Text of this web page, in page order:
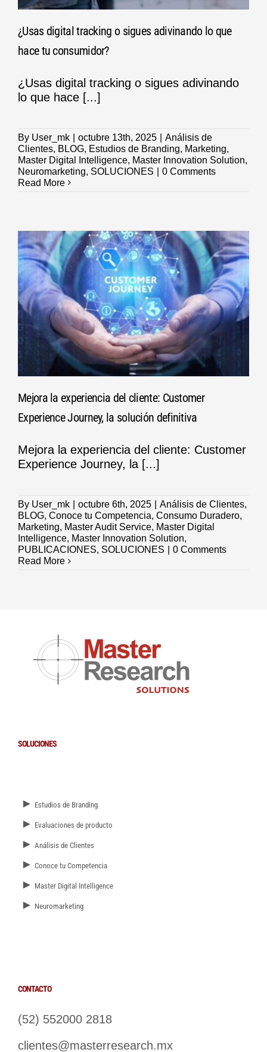
¿Usas digital tracking o sigues adivinando lo que
hace tu consumidor?
¿Usas digital tracking o sigues adivinando
lo que hace [...]
By User_mk octubre 13th, 2025
Análisis de
Clientes, BLOG, Estudios de Branding, Marketing,
Master Digital Intelligence, Master Innovation Solution,
Neuromarketing, SOLUCIONES
0 Comments
Read More
Mejora la experiencia del cliente: Customer
Experience Journey, la solución definitiva
Mejora la experiencia del cliente: Customer
Experience Journey, la [...]
By User_mk octubre 6th, 2025 Análisis de Clientes,
BLOG, Conoce tu Competencia, Consumo Duradero,
Marketing, Master Audit Service, Master Digital
Intelligence, Master Innovation Solution,
PUBLICACIONES, SOLUCIONES
0 Comments
Read More
SOLUCIONES
► Estudios de Branding
► Evaluaciones de producto
► Análisis de Clientes
► Conoce tu Competencia
► Master Digital Intelligence
► Neuromarketing
CONTACTO
(52) 552000 2818
clientes@masterresearch.mx